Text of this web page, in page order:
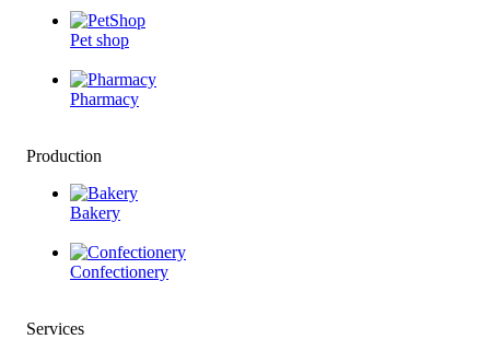
Pet shop
Pharmacy
Production
Bakery
Confectionery
Services